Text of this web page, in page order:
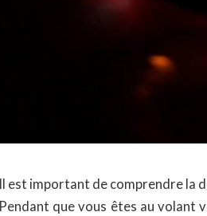
Il est important de comprendre la
Pendant que vous êtes au volant